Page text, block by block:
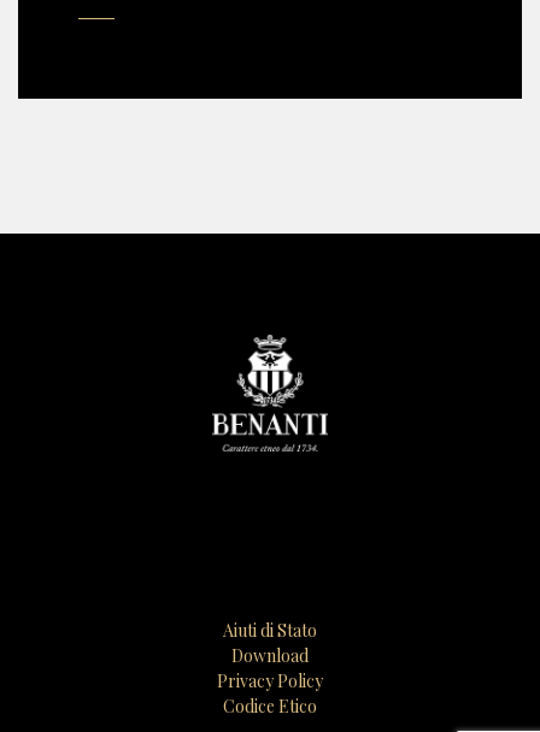
Aiuti di Stato
Download
Privacy Policy
Codice Etico